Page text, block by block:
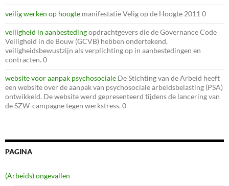
veilig werken op hoogte manifestatie Velig op de Hoogte 2011 0
veiligheid in aanbestedingopdrachtgevers die de Governance Code
Veiligheid in de Bouw (GCVB) hebben ondertekend,
veiligheidsbewustzijn als verplichting op in aanbestedingen en
contracten. 0
website voor aanpak psychosociale De Stichting van de Arbeid heeft
een website over de aanpak van psychosociale arbeidsbelasting (PSA)
ontwikkeld. De website werd gepresenteerd tijdens de lancering van
de SZW-campagne tegen werkstress. 0
PAGINA
(Arbeids) ongevallen